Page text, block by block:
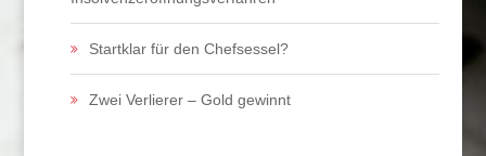
Startklar für den Chefsessel?
Zwei Verlierer – Gold gewinnt